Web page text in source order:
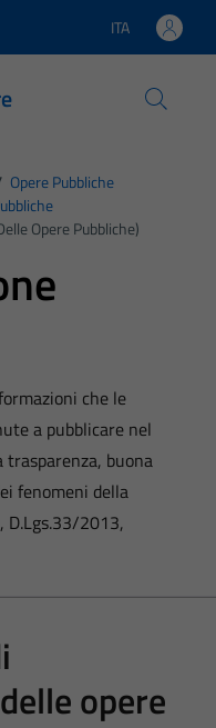
Lingua attiva:
ITA
Opere Pubbliche
Opere Pubbliche)
che le
a pubblicare nel
buona
fenomeni della
2013,
opere